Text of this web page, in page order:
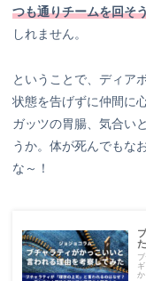
つも通りチームを回そ
しれません。
ということで、ディア
状態を告げずに仲間に
ガッツの胃腸、気合い
うか。体が死んでもな
な～！
た